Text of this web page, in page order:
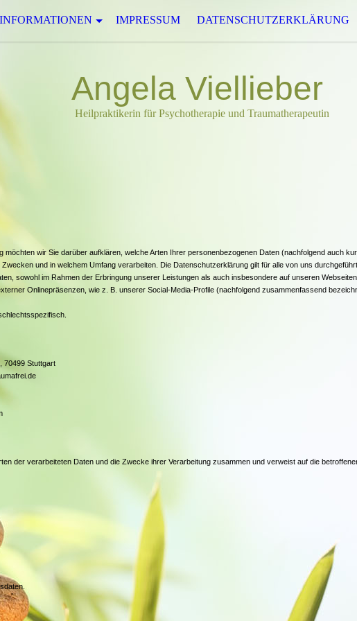
INFORMATIONEN IMPRESSUM DATENSCHUTZERKLÄRUNG
Angela Viellieber
Heilpraktikerin für Psychotherapie und Traumatherapeutin
möchten wir Sie darüber aufklären, welche Arten Ihrer personenbezogenen Daten (nachfolgend auch
und in welchem Umfang verarbeiten. Die Datenschutzerklärung gilt für alle von uns
sowohl im Rahmen der Erbringung unserer Leistungen als auch insbesondere auf unseren
Onlinepräsenzen, wie z. B. unserer Social-Media-Profile (nachfolgend zusammenfassend
70499 Stuttgart
der verarbeiteten Daten und die Zwecke ihrer Verarbeitung zusammen und verweist auf die